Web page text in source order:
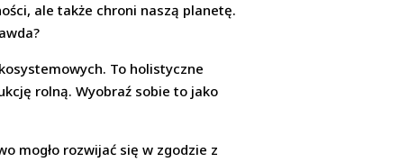
ale także chroni naszą planetę.
To holistyczne
rolną. Wyobraź sobie to jako
mogło rozwijać się w zgodzie z